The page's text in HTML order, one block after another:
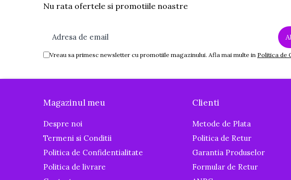
Aspiratoare nazale si filtre
Olite si reductoare WC
Scutece si accesorii
Pentru Mamici
Igiena si Ingrijire Postnatala
Ingrijire cosmetica mamici
Nu rata ofertele si promotiile noastre
Vreau sa primesc newsletter cu promotiile magazinului. Afla mai multe in Politica de
Magazinul meu
Despre noi
Termeni si Conditii
Politica de Confidentialitate
Politica de livrare
Clienti
Metode de Plata
Politica de Retur
Garantia Produselor
Formular de Retur